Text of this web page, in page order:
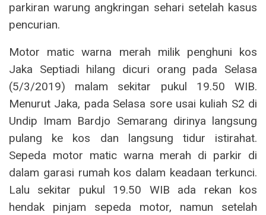
parkiran warung angkringan sehari setelah kasus
pencurian.
Motor matic warna merah milik penghuni kos
Jaka Septiadi hilang dicuri orang pada Selasa
(5/3/2019) malam sekitar pukul 19.50 WIB.
Menurut Jaka, pada Selasa sore usai kuliah S2 di
Undip Imam Bardjo Semarang dirinya langsung
pulang ke kos dan langsung tidur istirahat.
Sepeda motor matic warna merah di parkir di
dalam garasi rumah kos dalam keadaan terkunci.
Lalu sekitar pukul 19.50 WIB ada rekan kos
hendak pinjam sepeda motor, namun setelah